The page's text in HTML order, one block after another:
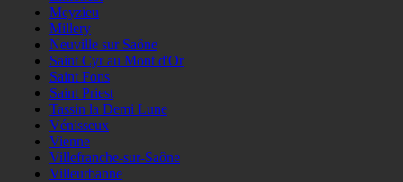
Meyzieu
Millery
Neuville sur Saône
Saint Cyr au Mont d'Or
Saint Fons
Saint Priest
Tassin la Demi Lune
Vénisseux
Vienne
Villefranche-sur-Saône
Villeurbanne